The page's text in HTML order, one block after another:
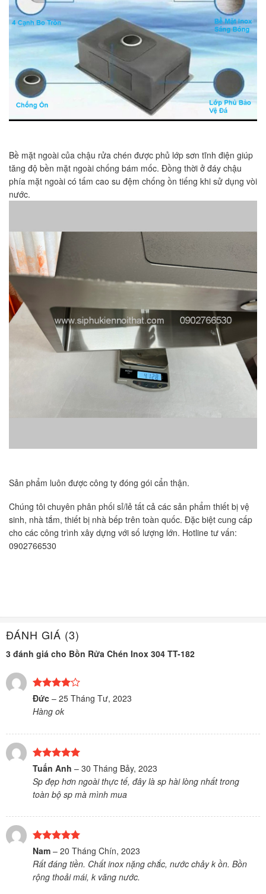
Bề mặt ngoài của chậu rửa chén được phủ lớp sơn tĩnh điện giúp
tăng độ bền mặt ngoài chống bám mốc. Đồng thời ở đáy chậu
phía mặt ngoài có tấm cao su đệm chống ồn tiếng khi sử dụng vòi
nước.
Sản phẩm luôn được công ty đóng gói cẩn thận.
Chúng tôi chuyên phân phối sỉ/lẻ tất cả các sản phẩm thiết bị vệ
sinh, nhà tắm, thiết bị nhà bếp trên toàn quốc. Đặc biệt cung cấp
cho các công trình xây dựng với số lượng lớn. Hotline tư vấn:
0902766530
ĐÁNH GIÁ (3)
3 đánh giá cho Bồn Rửa Chén Inox 304 TT-182
Được
45 sao
Đức – 25 Tháng Tư, 2023
Hàng ok
Được xếp
sao
Tuấn Anh – 30 Tháng Bảy, 2023
Sp đẹp hơn ngoài thực tế, đây là sp hài lòng nhất trong
toàn bộ sp mà mình mua
Được xếp
hạng
sao
Nam – 20 Tháng Chín, 2023
Rất đáng tiền. Chất inox nặng chắc, nước chảy k ồn. Bồn
rộng thoải mái, k văng nước.